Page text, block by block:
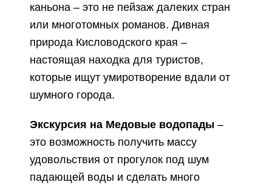
каньона – это не пейзаж далеких стран
или многотомных романов. Дивная
природа Кисловодского края –
настоящая находка для туристов,
которые ищут умиротворение вдали от
шумного города.
Экскурсия на Медовые водопады –
это возможность получить массу
удовольствия от прогулок под шум
падающей воды и сделать много